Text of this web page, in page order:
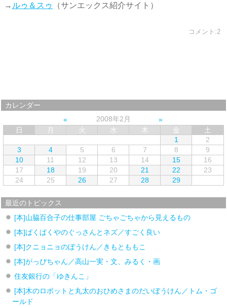
→ ルゥ＆スゥ （サンエックス紹介サイト）
コメント:2
カレンダー
2008年2月
日
月 火 水 木 金
土
1
2
3
4 5 6 7 8
9
10
11 12 13 14 15
16
17
18 19 20 21 22
23
24
25 26 27 28 29
最近のトピックス
[本]山脇百合子の仕事部屋 ごちゃごちゃから見えるもの
[本]ぱくぱくやのぐっさんとネズ／すごく良い
[本]クニョニョのぼうけん／きもとももこ
[本]がっぴちゃん／高山一実・文、みるく・画
住友銀行の「ゆきんこ」
[本]木のロボットと丸太のおひめさまのだいぼうけん／トム・ゴ
ールド